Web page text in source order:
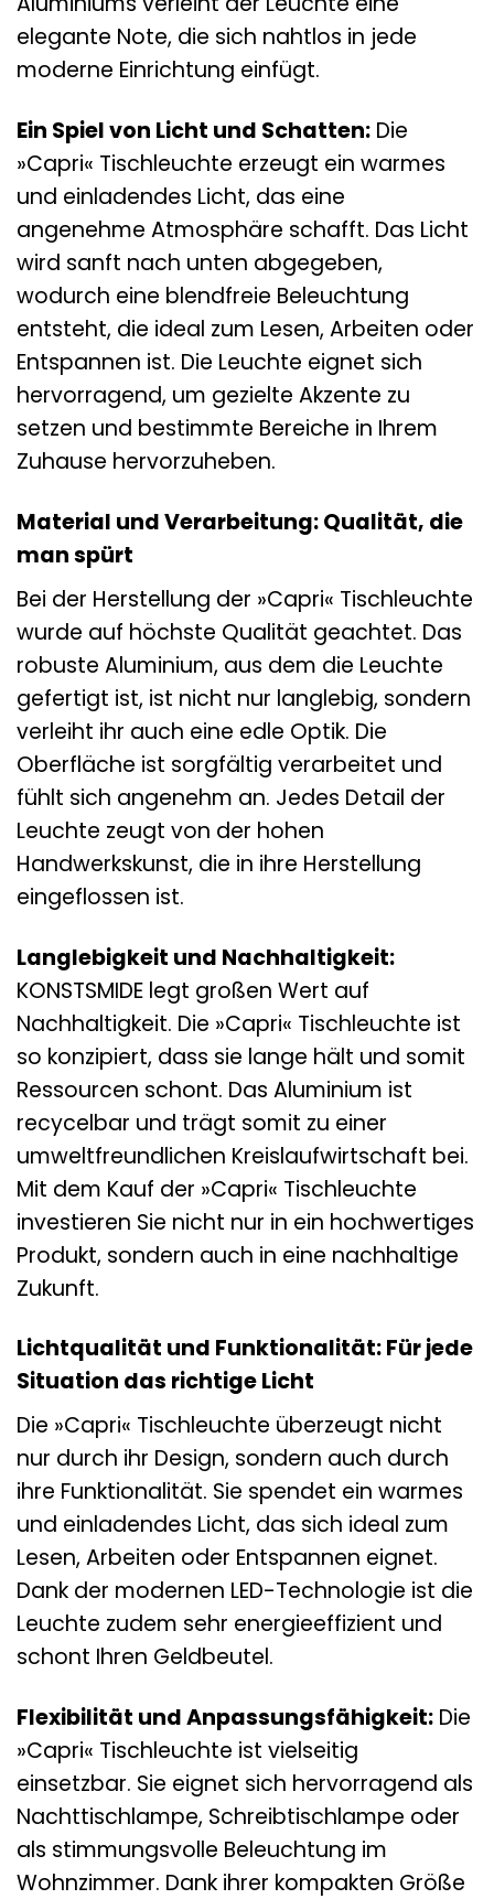
elegante Note, die sich nahtlos in jede
moderne Einrichtung einfügt.
Ein Spiel von Licht und Schatten: Die
»Capri« Tischleuchte erzeugt ein warmes
und einladendes Licht, das eine
angenehme Atmosphäre schafft. Das Licht
wird sanft nach unten abgegeben,
wodurch eine blendfreie Beleuchtung
entsteht, die ideal zum Lesen, Arbeiten oder
Entspannen ist. Die Leuchte eignet sich
hervorragend, um gezielte Akzente zu
setzen und bestimmte Bereiche in Ihrem
Zuhause hervorzuheben.
Material und Verarbeitung: Qualität, die
man spürt
Bei der Herstellung der »Capri« Tischleuchte
wurde auf höchste Qualität geachtet. Das
robuste Aluminium, aus dem die Leuchte
gefertigt ist, ist nicht nur langlebig, sondern
verleiht ihr auch eine edle Optik. Die
Oberfläche ist sorgfältig verarbeitet und
fühlt sich angenehm an. Jedes Detail der
Leuchte zeugt von der hohen
Handwerkskunst, die in ihre Herstellung
eingeflossen ist.
Langlebigkeit und Nachhaltigkeit:
KONSTSMIDE legt großen Wert auf
Nachhaltigkeit. Die »Capri« Tischleuchte ist
so konzipiert, dass sie lange hält und somit
Ressourcen schont. Das Aluminium ist
recycelbar und trägt somit zu einer
umweltfreundlichen Kreislaufwirtschaft bei.
Mit dem Kauf der »Capri« Tischleuchte
investieren Sie nicht nur in ein hochwertiges
Produkt, sondern auch in eine nachhaltige
Zukunft.
Lichtqualität und Funktionalität: Für jede
Situation das richtige Licht
Die »Capri« Tischleuchte überzeugt nicht
nur durch ihr Design, sondern auch durch
ihre Funktionalität. Sie spendet ein warmes
und einladendes Licht, das sich ideal zum
Lesen, Arbeiten oder Entspannen eignet.
Dank der modernen LED-Technologie ist die
Leuchte zudem sehr energieeffizient und
schont Ihren Geldbeutel.
Flexibilität und Anpassungsfähigkeit: Die
»Capri« Tischleuchte ist vielseitig
einsetzbar. Sie eignet sich hervorragend als
Nachttischlampe, Schreibtischlampe oder
als stimmungsvolle Beleuchtung im
Wohnzimmer. Dank ihrer kompakten Größe